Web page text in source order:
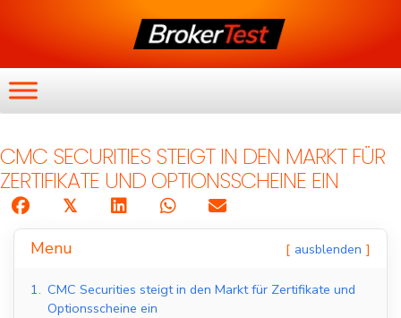
CMC SECURITIES STEIGT IN DEN MARKT FÜR
ZERTIFIKATE UND OPTIONSSCHEINE EIN
𝕏
Menu ausblenden
1. CMC Securities steigt in den Markt für Zertifikate und
Optionsscheine ein